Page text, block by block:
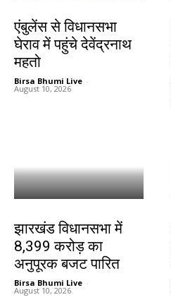
एंबुलेंस से विधानसभा
घेराव में पहुंचे देवेंद्रनाथ
महतो
Birsa Bhumi Live -
August 10, 2026
झारखंड विधानसभा में
8,399 करोड़ का
अनुपूरक बजट पारित
Birsa Bhumi Live -
August 10, 2026